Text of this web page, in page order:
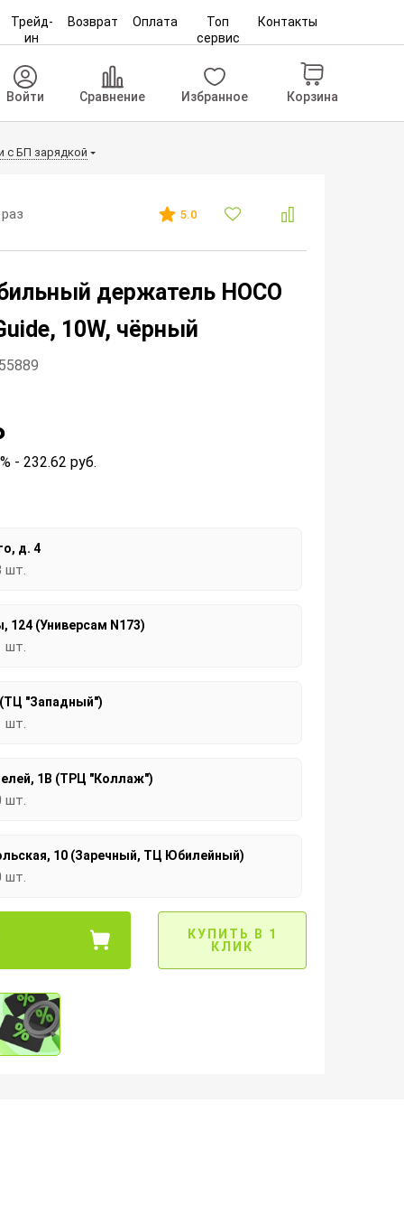
Трейд-
ин
Возврат Оплата
Топ
сервис
Контакты
Войти Сравнение Избранное Корзина
c БП зарядкой
5.0
держатель HOCO
10W, чёрный
- 232.62 руб.
д. 4
шт.
124 (Универсам N173)
шт.
"Западный")
шт.
1В (ТРЦ "Коллаж")
шт.
10 (Заречный, ТЦ Юбилейный)
шт.
КУПИТЬ В 1
КЛИК